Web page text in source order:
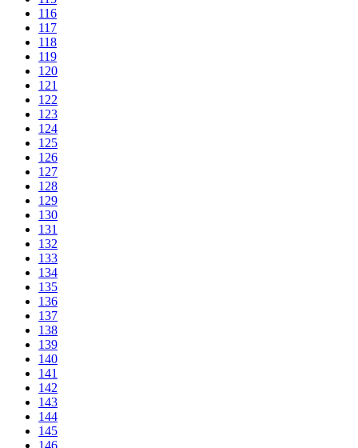
116
117
118
119
120
121
122
123
124
125
126
127
128
129
130
131
132
133
134
135
136
137
138
139
140
141
142
143
144
145
146